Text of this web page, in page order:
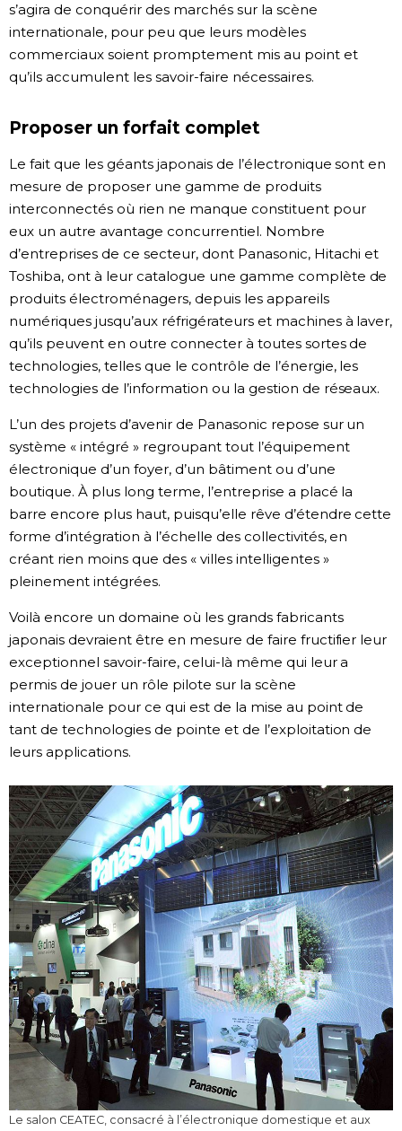
s’agira de conquérir des marchés sur la scène
internationale, pour peu que leurs modèles
commerciaux soient promptement mis au point et
qu’ils accumulent les savoir-faire nécessaires.
Proposer un forfait complet
Le fait que les géants japonais de l’électronique sont en
mesure de proposer une gamme de produits
interconnectés où rien ne manque constituent pour
eux un autre avantage concurrentiel. Nombre
d’entreprises de ce secteur, dont Panasonic, Hitachi et
Toshiba, ont à leur catalogue une gamme complète de
produits électroménagers, depuis les appareils
numériques jusqu’aux réfrigérateurs et machines à laver,
qu’ils peuvent en outre connecter à toutes sortes de
technologies, telles que le contrôle de l’énergie, les
technologies de l’information ou la gestion de réseaux.
L’un des projets d’avenir de Panasonic repose sur un
système « intégré » regroupant tout l’équipement
électronique d’un foyer, d’un bâtiment ou d’une
boutique. À plus long terme, l’entreprise a placé la
barre encore plus haut, puisqu’elle rêve d’étendre cette
forme d’intégration à l’échelle des collectivités, en
créant rien moins que des « villes intelligentes »
pleinement intégrées.
Voilà encore un domaine où les grands fabricants
japonais devraient être en mesure de faire fructifier leur
exceptionnel savoir-faire, celui-là même qui leur a
permis de jouer un rôle pilote sur la scène
internationale pour ce qui est de la mise au point de
tant de technologies de pointe et de l’exploitation de
leurs applications.
Le salon CEATEC, consacré à l’électronique domestique et aux